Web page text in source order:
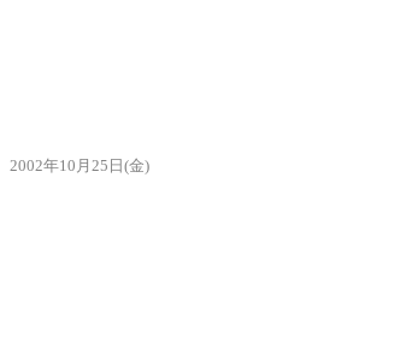
2002年10月25日(金)